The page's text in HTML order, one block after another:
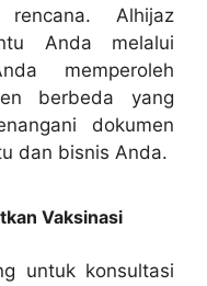
Alhijaz
Anda melalui
memperoleh
berbeda yang
dokumen
dan bisnis Anda.
Vaksinasi
untuk konsultasi